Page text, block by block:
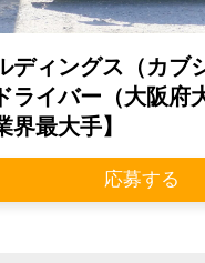
ィングス（カブ
ライバー（大阪府
界最大手】
応募する